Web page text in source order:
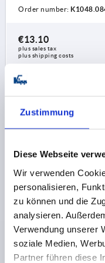
Zustimmung
Diese Webseite
Wir verwenden
personalisieren,
zu können und die
analysieren.
Verwendung unserer
soziale Medien,
Partner führen diese
Order number:
€13.10
plus sales tax
plus shipping costs
ANGLE ALUMINIUM,
TYPE=I FOR SLOT=8
Order number:
€20.55